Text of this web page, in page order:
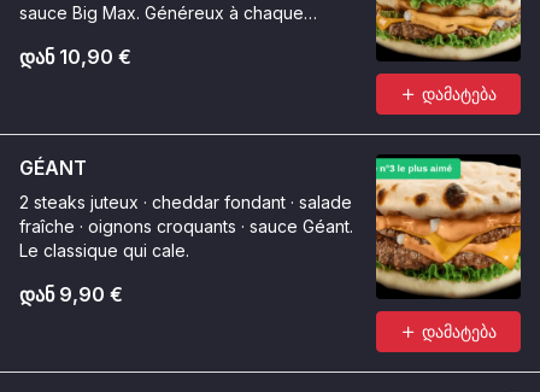
sauce Big Max. Généreux à chaque
დან 10,90 €
დამატება
GÉANT
2 steaks juteux · cheddar fondant · salade
fraîche · oignons croquants · sauce Géant.
Le classique qui cale.
დან 9,90 €
დამატება